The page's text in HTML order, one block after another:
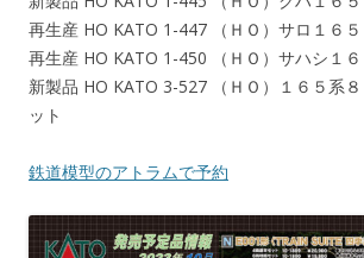
再生産 HO KATO 1-447 （ＨＯ）サロ１６５
再生産 HO KATO 1-450 （ＨＯ）サハシ１
新製品 HO KATO 3-527 （ＨＯ）１６５系
ット
鉄道模型のアトラムで予約